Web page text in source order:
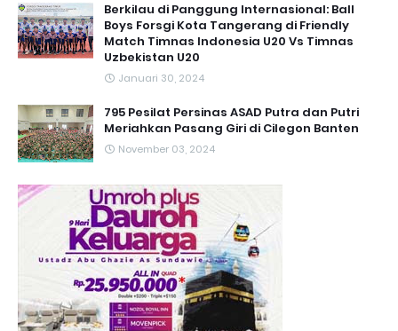
Berkilau di Panggung Internasional: Ball
Boys Forsgi Kota Tangerang di Friendly
Match Timnas Indonesia U20 Vs Timnas
Uzbekistan U20
Januari 30, 2024
795 Pesilat Persinas ASAD Putra dan Putri
Meriahkan Pasang Giri di Cilegon Banten
November 03, 2024